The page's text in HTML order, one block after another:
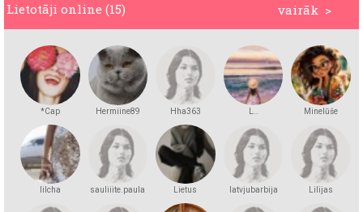
vairāk >
Lietotāji online (15)
*Cap Hermiine89 Hha363 Minelūše
lilcha sauliiite.paula Lietus latvjubarbija Lilijas